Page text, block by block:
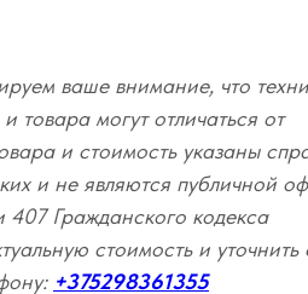
ваше внимание, что
товара могут отличаться от
и стоимость указаны
и не являются публичной
407 Гражданского кодекса
стоимость и уточнить
+375298361355